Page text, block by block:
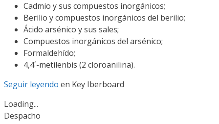
Cadmio y sus compuestos inorgánicos;
Berilio y compuestos inorgánicos del berilio;
Ácido arsénico y sus sales;
Compuestos inorgánicos del arsénico;
Formaldehído;
4,4´-metilenbis (2 cloroanilina).
Seguir leyendo en Key Iberboard
Loading...
Despacho